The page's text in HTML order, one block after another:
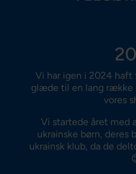
Vi har igen i 2024 haft
glæde til en lang række
vores
Vi startede året med
ukrainske børn,
ukrainsk klub, da de